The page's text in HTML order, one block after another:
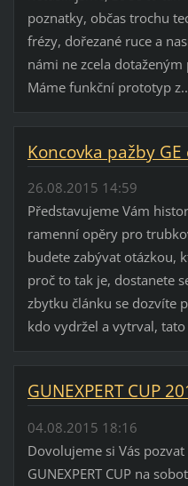
poznatky, občas trochu
frézy, dořezané ruce a
námi ne zcela
Máme funkční prototyp
Koncovka pažby
26.08.2015 14:59
Představujeme Vám
ramenní opěry pro
budete zabývat otázkou,
proč to tak je, dostanete
zbytku článku se dozvíte
kdo vydržel a vytrval,
GUNEXPERT CUP
04.08.2015 18:16
Dovolujeme si Vás
GUNEXPERT CUP na